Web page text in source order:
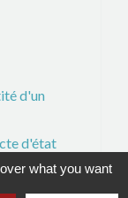
d'un
d'état
what you want